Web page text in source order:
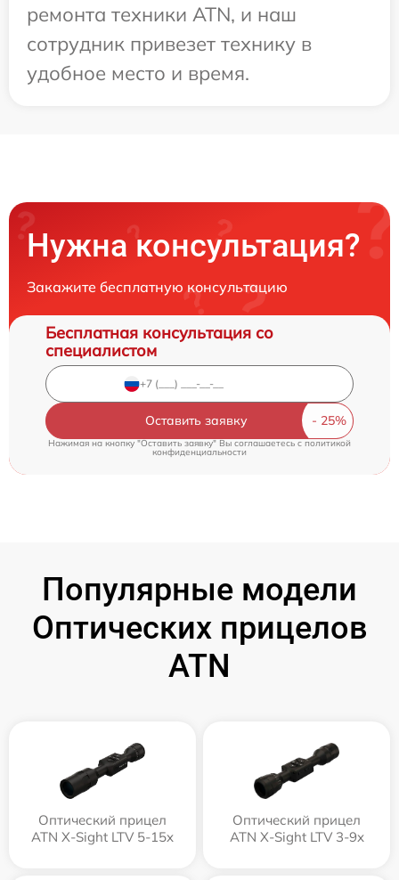
ремонта техники ATN, и наш
сотрудник привезет технику в
удобное место и время.
Нужна консультация?
Закажите бесплатную консультацию
Бесплатная консультация со
специалистом
Оставить заявку
Нажимая на кнопку "Оставить заявку" Вы соглашаетесь cполитикой
конфиденциальности
Популярные модели
Оптических прицелов
ATN
Оптический прицел
ATN X-Sight LTV 5-15x
Оптический прицел
ATN X-Sight LTV 3-9x